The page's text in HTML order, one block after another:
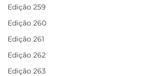
Edição 259
Edição 260
Edição 261
Edição 262
Edição 263